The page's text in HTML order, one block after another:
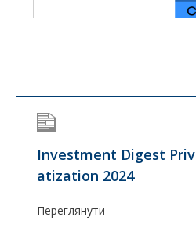
Investment Digest Priv
atization 2024
Переглянути